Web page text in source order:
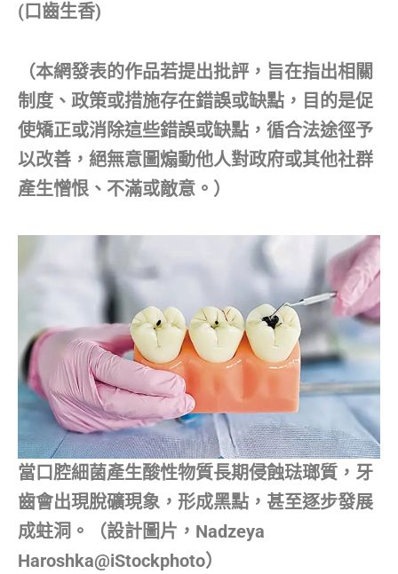
(口齒生香)
（本網發表的作品若提出批評，旨在指出相關
制度、政策或措施存在錯誤或缺點，目的是促
使矯正或消除這些錯誤或缺點，循合法途徑予
以改善，絕無意圖煽動他人對政府或其他社群
產生憎恨、不滿或敵意。）
當口腔細菌產生酸性物質長期侵蝕琺瑯質，牙
齒會出現脫礦現象，形成黑點，甚至逐步發展
成蛀洞。（設計圖片，Nadzeya
Haroshka@iStockphoto）